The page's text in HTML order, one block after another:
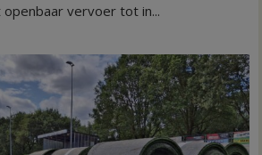
alle
kernen
Hardenberg
vervoer tot in...